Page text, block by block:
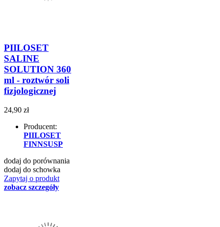
PIILOSET
SALINE
SOLUTION 360
ml - roztwór soli
fizjologicznej
24,90 zł
Producent:
PIILOSET
FINNSUSP
dodaj do porównania
dodaj do schowka
Zapytaj o produkt
zobacz szczegóły